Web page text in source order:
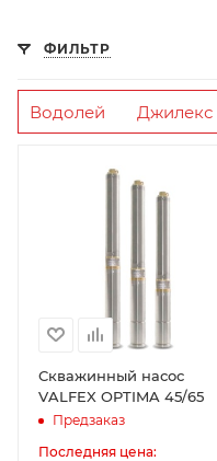
ФИЛЬТР
Водолей Джилекс
Aquario
мощности
Хозяин
Скважинный насос
VALFEX OPTIMA 45/65
Предзаказ
Последняя цена: